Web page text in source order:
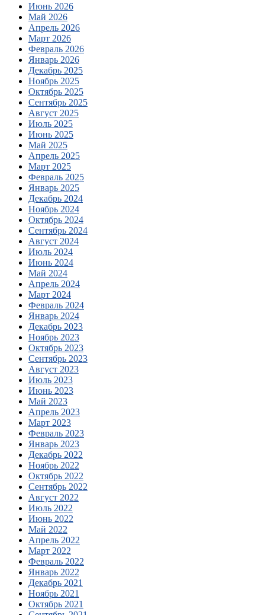
Июнь 2026
Май 2026
Апрель 2026
Март 2026
Февраль 2026
Январь 2026
Декабрь 2025
Ноябрь 2025
Октябрь 2025
Сентябрь 2025
Август 2025
Июль 2025
Июнь 2025
Май 2025
Апрель 2025
Март 2025
Февраль 2025
Январь 2025
Декабрь 2024
Ноябрь 2024
Октябрь 2024
Сентябрь 2024
Август 2024
Июль 2024
Июнь 2024
Май 2024
Апрель 2024
Март 2024
Февраль 2024
Январь 2024
Декабрь 2023
Ноябрь 2023
Октябрь 2023
Сентябрь 2023
Август 2023
Июль 2023
Июнь 2023
Май 2023
Апрель 2023
Март 2023
Февраль 2023
Январь 2023
Декабрь 2022
Ноябрь 2022
Октябрь 2022
Сентябрь 2022
Август 2022
Июль 2022
Июнь 2022
Май 2022
Апрель 2022
Март 2022
Февраль 2022
Январь 2022
Декабрь 2021
Ноябрь 2021
Октябрь 2021